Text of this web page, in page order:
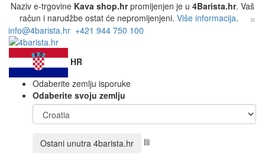
Naziv e-trgovine Kava shop.hrpromijenjen je u 4Barista.hr. Vaš
račun i narudžbe ostat će nepromijenjeni. Više informacija. ×
info@4barista.hr +421 944 750 100
HR
Odaberite zemlju isporuke
Odaberite svoju zemlju
Ostani unutra 4barista.hr Ili